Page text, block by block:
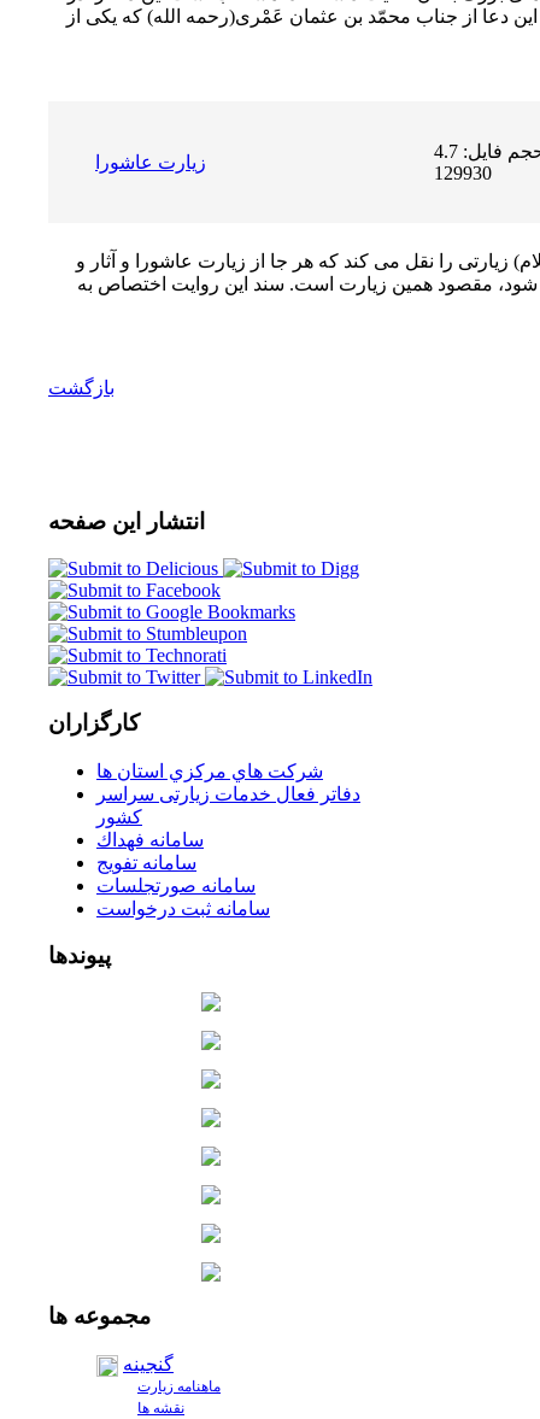
دعا از جناب محمّد بن عثمان عَمْرى(رحمه الله) که یکى از
زيارت عاشورا
حجم فایل: 4.7 MB | دریافت ها:
129930
زیارتى را نقل مى کند که هر جا از زیارت عاشورا و آثار و
مقصود همین زیارت است. سند این روایت اختصاص به
بازگشت
انتشار این صفحه
کارگزاران
شركت هاي مركزي استان ها
دفاتر فعال خدمات زیارتی سراسر
كشور
سامانه فهداك
سامانه تفويج
سامانه صورتجلسات
سامانه ثبت درخواست
پیوندها
مجموعه ها
گنجینه
ماهنامه زیارت
نقشه ها